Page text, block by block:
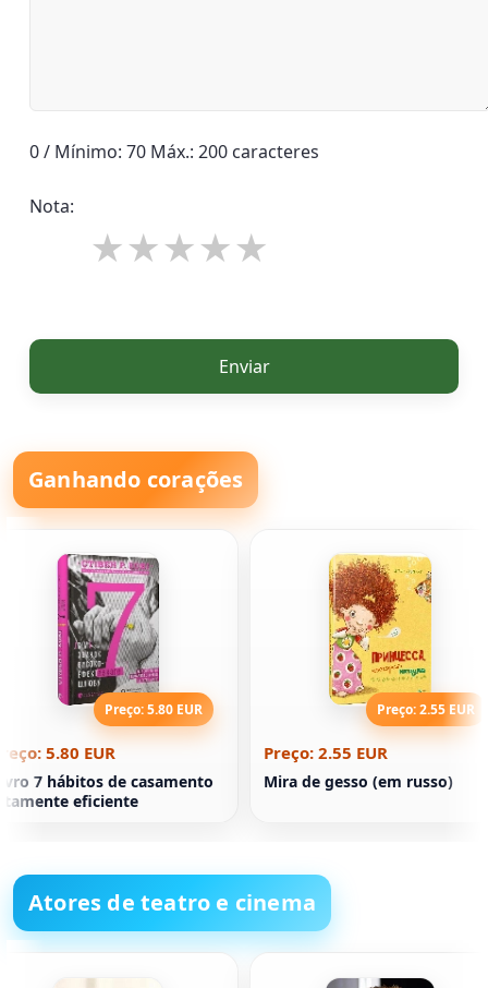
0 / Mínimo: 70 Máx.: 200 caracteres
Nota:
Enviar
Ganhando corações
Preço: 5.80 EUR
5.80 EUR
7 hábitos de casamento
eficiente
Preço: 2.55 EUR
Preço: 2.55 EUR
Mira de gesso (em russo)
Atores de teatro e cinema